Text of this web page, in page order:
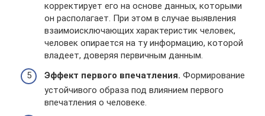
корректирует его на основе данных, которыми
он располагает. При этом в случае выявления
взаимоисключающих характеристик человек,
человек опирается на ту информацию, которой
владеет, доверяя первичным данным.
Эффект первого впечатления. Формирование
устойчивого образа под влиянием первого
впечатления о человеке.